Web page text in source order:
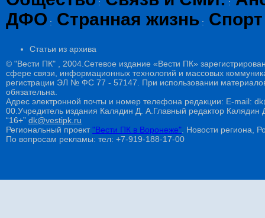
: :
ДФО : Странная жизнь : Спорт
Статьи из архива
© "Вести ПК" , 2004.Сетевое издание «Вести ПК»
сфере связи, информационных технологий и массовых
регистрации ЭЛ № ФС 77 - 57147. При использовании
обязательна.
Адрес электронной почты и номер телефона редакции: E-mail:
00.Учредитель издания Калядин Д. А.Главный редактор
“16+” dk@vestipk.ru
Региональный проект"Вести ПК в Воронеже" . Новости региона,
По вопросам рекламы: тел: +7-919-188-17-00